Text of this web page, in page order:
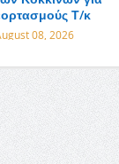
Τ/κ
08, 2026